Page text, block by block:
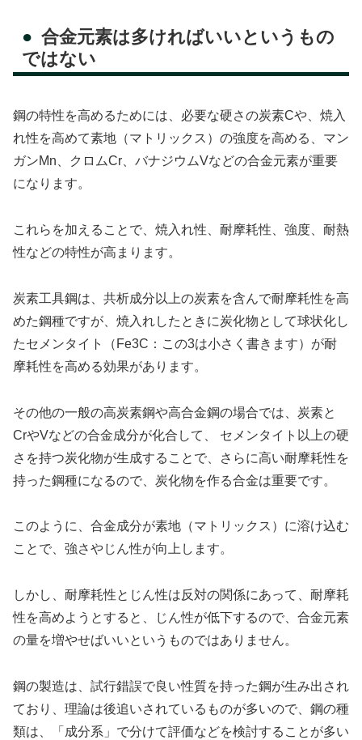
合金元素は多ければいいというもの
ではない
鋼の特性を高めるためには、必要な硬さの炭素Cや、焼入
れ性を高めて素地（マトリックス）の強度を高める、マン
ガンMn、クロムCr、バナジウムVなどの合金元素が重要
になります。
これらを加えることで、焼入れ性、耐摩耗性、強度、耐熱
性などの特性が高まります。
炭素工具鋼は、共析成分以上の炭素を含んで耐摩耗性を高
めた鋼種ですが、焼入れしたときに炭化物として球状化し
たセメンタイト（Fe3C：この3は小さく書きます）が耐
摩耗性を高める効果があります。
その他の一般の高炭素鋼や高合金鋼の場合では、炭素と
CrやVなどの合金成分が化合して、 セメンタイト以上の硬
さを持つ炭化物が生成することで、さらに高い耐摩耗性を
持った鋼種になるので、炭化物を作る合金は重要です。
このように、合金成分が素地（マトリックス）に溶け込む
ことで、強さやじん性が向上します。
しかし、耐摩耗性とじん性は反対の関係にあって、耐摩耗
性を高めようとすると、じん性が低下するので、合金元素
の量を増やせばいいというものではありません。
鋼の製造は、試行錯誤で良い性質を持った鋼が生み出され
ており、理論は後追いされているものが多いので、鋼の種
類は、「成分系」で分けて評価などを検討することが多い